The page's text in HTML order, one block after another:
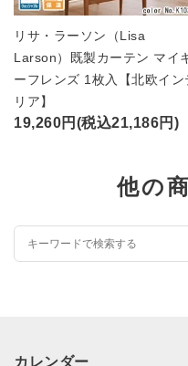
リサ・ラーソン（Lisa
Larson）既製カーテン マイ
ーフレンズ 1枚入【北欧イン
リア】
19,260円(税込21,186円)
他の
カレンダー